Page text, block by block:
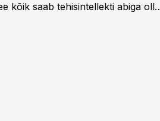
kõik saab tehisintellekti abiga olla